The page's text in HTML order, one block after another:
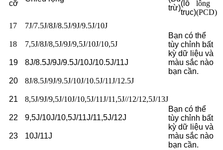
cỡ
trừ)
(lỗ
trục)
lông
(PCD)
17
7J/7.5J/8J/8.5J/9J/9.5J/10J
Bạn có thể
tùy chỉnh bất
kỳ dữ liệu và
màu sắc nào
bạn cần.
18 7,5J/8J/8,5J/9J/9,5J/10J/10,5J
19 8J/8.5J/9J/9.5J/10J/10.5J/11J
20 8J/8.5J/9J/9.5J/10J/10.5J/11J/12.5J
21
8,5J/9J/9,5J/10J/10,5J/11J/11,5J//12/12,5J/13J
Bạn có thể
tùy chỉnh bất
kỳ dữ liệu và
màu sắc nào
bạn cần.
22 9,5J/10J/10,5J/11J/11,5J/12J
23 10J/11J